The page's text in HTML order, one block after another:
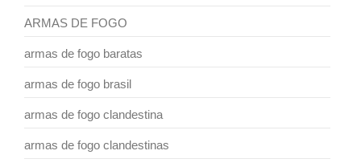
ARMAS DE FOGO
armas de fogo baratas
armas de fogo brasil
armas de fogo clandestina
armas de fogo clandestinas